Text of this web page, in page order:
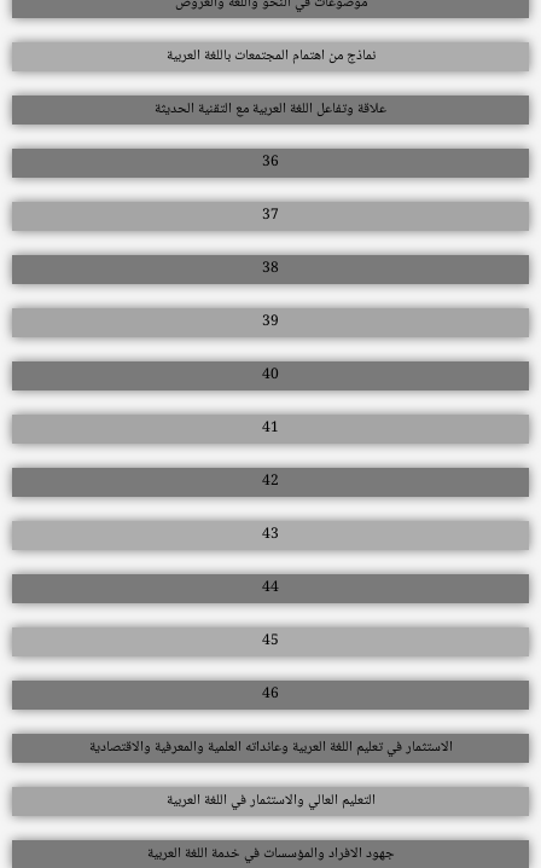
نماذج من اهتمام المجتمعات باللغة العربية
علاقة وتفاعل اللغة العربية مع التقنية الحديثة
36
37
38
39
40
41
42
43
44
45
46
الاستثمار في تعليم اللغة العربية وعائداته العلمية والمعرفية والاقتصادية
التعليم العالي والاستثمار في اللغة العربية
جهود الافراد والمؤسسات في خدمة اللغة العربية